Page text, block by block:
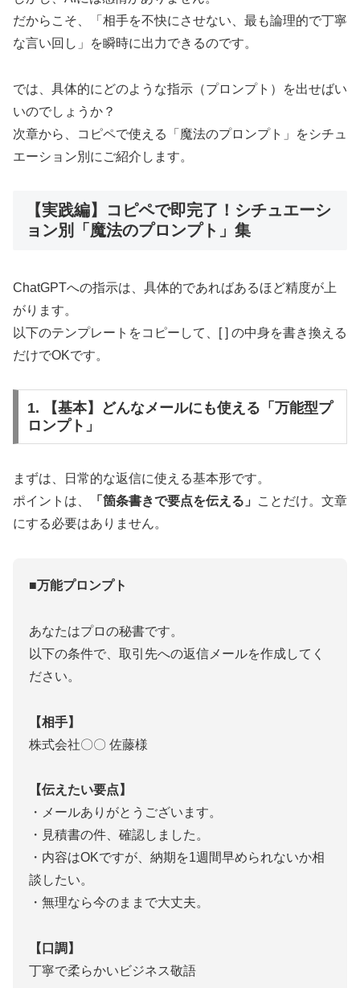
だからこそ、「相手を不快にさせない、最も論理的で丁寧
な言い回し」を瞬時に出力できるのです。
では、具体的にどのような指示（プロンプト）を出せばい
いのでしょうか？
次章から、コピペで使える「魔法のプロンプト」をシチュ
エーション別にご紹介します。
【実践編】コピペで即完了！シチュエーシ
ョン別「魔法のプロンプト」集
ChatGPTへの指示は、具体的であればあるほど精度が上
がります。
以下のテンプレートをコピーして、[ ] の中身を書き換える
だけでOKです。
1. 【基本】どんなメールにも使える「万能型プ
ロンプト」
まずは、日常的な返信に使える基本形です。
ポイントは、
「箇条書きで要点を伝える」
ことだけ。文章
にする必要はありません。
■万能プロンプト
あなたはプロの秘書です。
以下の条件で、取引先への返信メールを作成してく
ださい。
【相手】
株式会社〇〇 佐藤様
【伝えたい要点】
・メールありがとうございます。
・見積書の件、確認しました。
・内容はOKですが、納期を1週間早められないか相
談したい。
・無理なら今のままで大丈夫。
【口調】
丁寧で柔らかいビジネス敬語